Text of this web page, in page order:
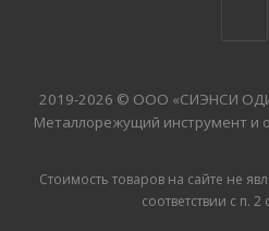
2019-2026 © ООО «СИЭНСИ
Металлорежущий инструмент и
Стоимость товаров на сайте не
соответствии с п. 2